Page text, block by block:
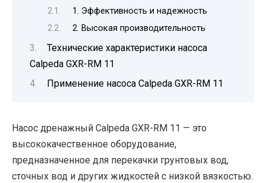
1. Эффективность и надежность
2. Высокая производительность
Технические характеристики насоса
Calpeda GXR-RM 11
Применение насоса Calpeda GXR-RM 11
Насос дренажный Calpeda GXR-RM 11 — это
высококачественное оборудование,
предназначенное для перекачки грунтовых вод,
сточных вод и других жидкостей с низкой вязкостью.